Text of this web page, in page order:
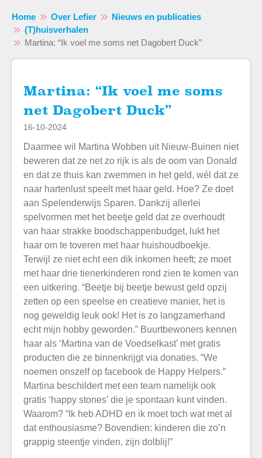
Naar hoofdinhoud
Naar hoofdnavigatiemenu
Naar zoeken
Home Over Lefier
Nieuws en publicaties
(T)huisverhalen
Martina: “Ik voel me soms net Dagobert Duck”
Martina: “Ik voel me soms
net Dagobert Duck”
16-10-2024
Daarmee wil Martina Wobben uit Nieuw-Buinen niet
beweren dat ze net zo rijk is als de oom van Donald
en dat ze thuis kan zwemmen in het geld, wél dat ze
naar hartenlust speelt met haar geld. Hoe? Ze doet
aan Spelenderwijs Sparen. Dankzij allerlei
spelvormen met het beetje geld dat ze overhoudt
van haar strakke boodschappenbudget, lukt het
haar om te toveren met haar huishoudboekje.
Terwijl ze niet echt een dik inkomen heeft; ze moet
met haar drie tienerkinderen rond zien te komen van
een uitkering. “Beetje bij beetje bewust geld opzij
zetten op een speelse en creatieve manier, het is
nog geweldig leuk ook! Het is zo langzamerhand
echt mijn hobby geworden.” Buurtbewoners kennen
haar als ‘Martina van de Voedselkast’ met gratis
producten die ze binnenkrijgt via donaties. “We
noemen onszelf op facebook de Happy Helpers.”
Martina beschildert met een team namelijk ook
gratis ‘happy stones’ die je spontaan kunt vinden.
Waarom? “Ik heb ADHD en ik moet toch wat met al
dat enthousiasme? Bovendien: kinderen die zo’n
grappig steentje vinden, zijn dolblij!”